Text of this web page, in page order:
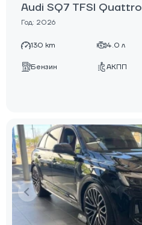
Audi SQ7 TFSI Quattro
Год: 2026
130 km 4.0 л
Бензин АКПП